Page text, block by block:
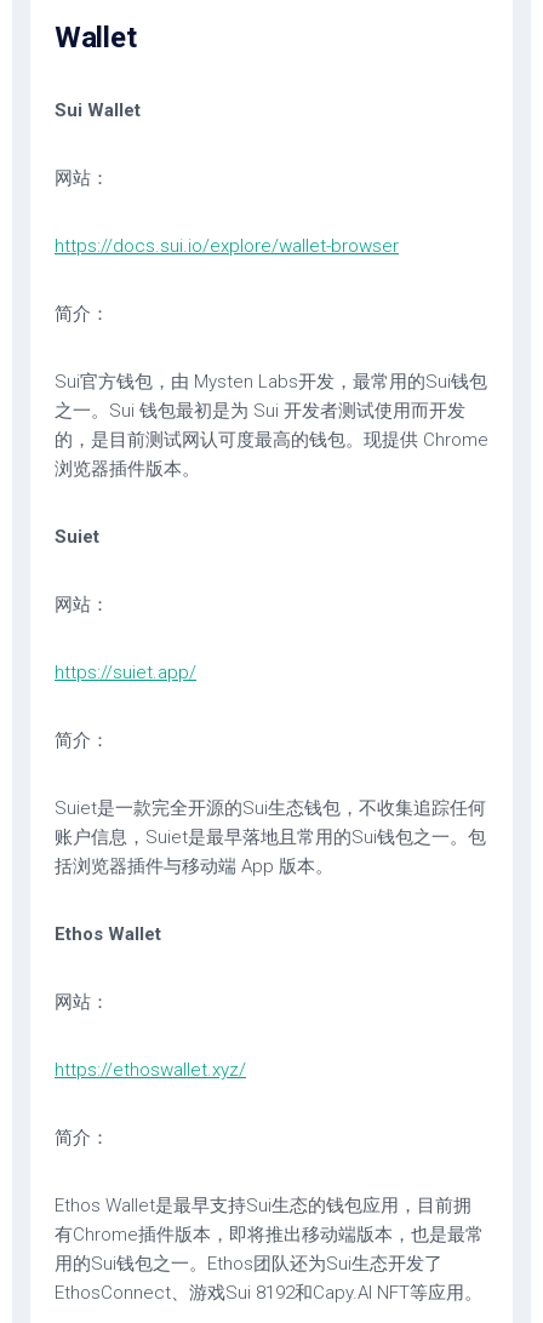
Wallet
Sui Wallet
网站：
https://docs.sui.io/explore/wallet-browser
简介：
Sui官方钱包，由 Mysten Labs开发，最常用的Sui钱包
之一。Sui 钱包最初是为 Sui 开发者测试使用而开发
的，是目前测试网认可度最高的钱包。现提供 Chrome
浏览器插件版本。
Suiet
网站：
https://suiet.app/
简介：
Suiet是一款完全开源的Sui生态钱包，不收集追踪任何
账户信息，Suiet是最早落地且常用的Sui钱包之一。包
括浏览器插件与移动端 App 版本。
Ethos Wallet
网站：
https://ethoswallet.xyz/
简介：
Ethos Wallet是最早支持Sui生态的钱包应用，目前拥
有Chrome插件版本，即将推出移动端版本，也是最常
用的Sui钱包之一。Ethos团队还为Sui生态开发了
EthosConnect、游戏Sui 8192和Capy.AI NFT等应用。